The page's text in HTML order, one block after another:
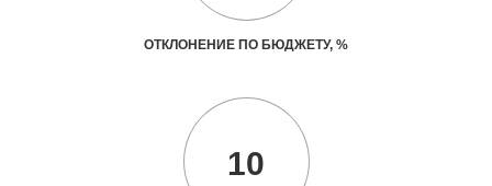
ОТКЛОНЕНИЕ ПО БЮДЖЕТУ, %
10